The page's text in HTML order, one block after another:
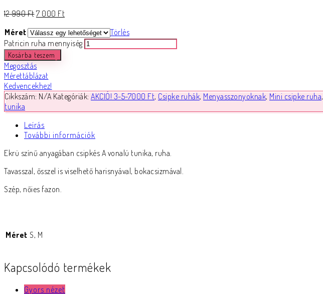
12 990Ft7 000 Ft
Méret
Törlés
Patricin ruha mennyiség
Kosárba teszem
Megosztás
Mérettáblázat
Kedvencekhez!
Cikkszám: N/A Kategóriák: AKCIÓ! 3-5-7000 Ft, Csipke ruhák, Menyasszonyoknak, Mini csipke ruha,
tunika
Leírás
További információk
Ekrü színű anyagában csipkés A vonalú tunika, ruha.
Tavasszal, ősszel is viselhető harisnyával, bokacsizmával.
Szép, nőies fazon.
Méret S, M
Kapcsolódó termékek
Gyors nézet